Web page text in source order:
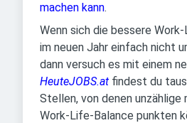
machen kann.
Wenn sich die bessere
im neuen Jahr einfach nicht
dann versuch es mit einem
HeuteJOBS.at findest du
Stellen, von denen unzählige
Work-Life-Balance punkten